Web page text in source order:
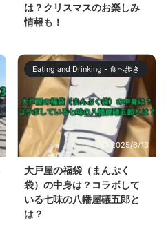
は？クリスマスのお楽しみ
情報も！
版の予約が始まりましたが、エン
トリー方法についてはもうお調べ
になりましたか？年に一度のこの
楽しみ、逃したくないですよね。
多くの方が待ち望む福袋、しかし
エントリーの仕方がわからないと
戸惑ってしまうものです。この記
事では、スターバックス公式アプ
リを使った簡単で確実なエントリ
ー方法を詳しく解説します。ま
た、クリスマスに向けての特別な
情報もご紹介。記事を読み終えた
時、あなたは2024年のスタバ福
Eating and Drinking - 食べ歩き
2025/6/13
大戸屋の福袋（まんぷく
袋）の中身は？コラボして
いる七味の八幡屋礒五郎と
は？